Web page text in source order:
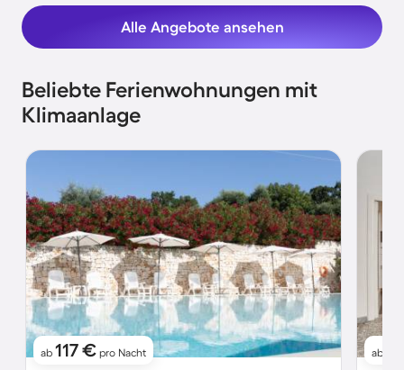
Alle Angebote ansehen
Beliebte Ferienwohnungen mit
Klimaanlage
ab 117 € pro Nacht ab